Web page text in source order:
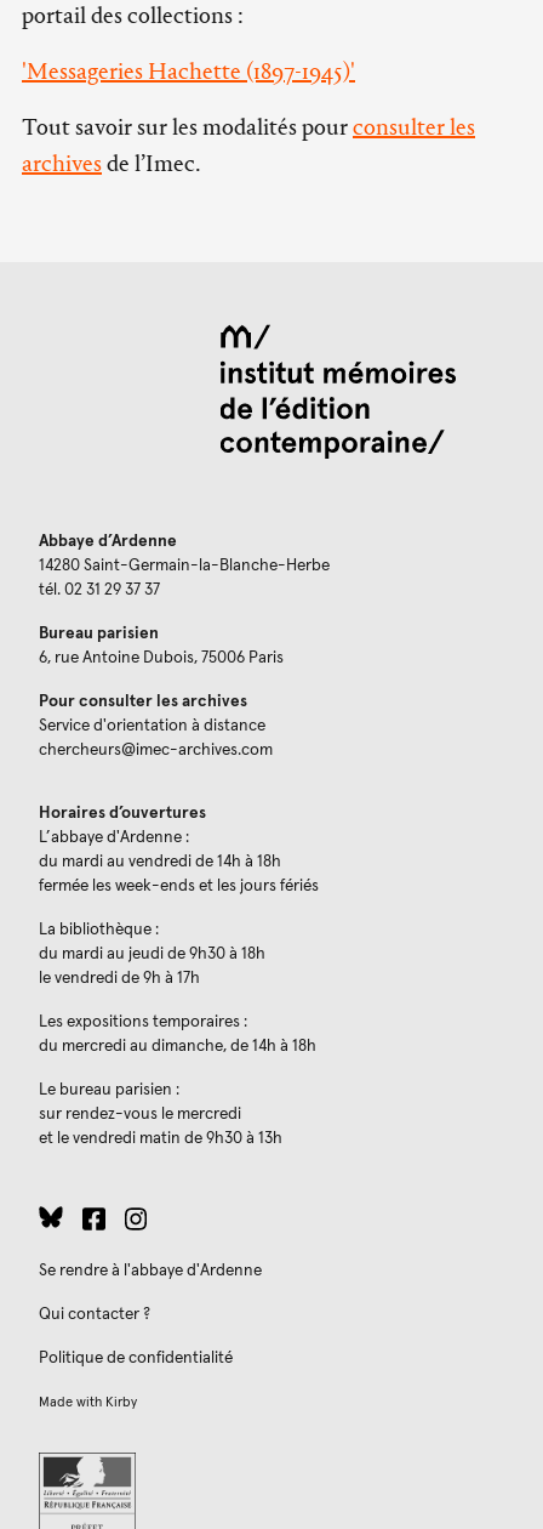
portail des collections :
'Messageries Hachette (1897-1945)'
Tout savoir sur les modalités pourconsulter les
archivesde l’Imec.
Abbaye d’Ardenne
14280 Saint-Germain-la-Blanche-Herbe
tél. 02 31 29 37 37
Bureau parisien
6, rue Antoine Dubois, 75006 Paris
Pour consulter les archives
Service d'orientation à distance
chercheurs@imec-archives.com
Horaires d’ouvertures
L’abbaye d'Ardenne :
du mardi au vendredi de 14h à 18h
fermée les week-ends et les jours fériés
La bibliothèque :
du mardi au jeudi de 9h30 à 18h
le vendredi de 9h à 17h
Les expositions temporaires :
du mercredi au dimanche, de 14h à 18h
Le bureau parisien :
sur rendez-vous le mercredi
et le vendredi matin de 9h30 à 13h
Se rendre à l'abbaye d'Ardenne
Qui contacter ?
Politique de confidentialité
Made with Kirby